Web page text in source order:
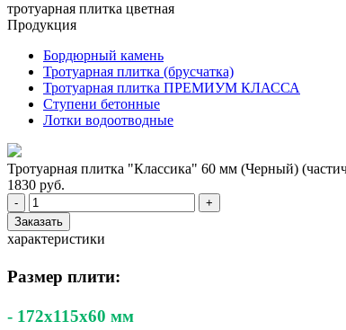
тротуарная плитка цветная
Продукция
Бордюрный камень
Тротуарная плитка (брусчатка)
Тротуарная плитка ПРЕМИУМ КЛАССА
Ступени бетонные
Лотки водоотводные
Тротуарная плитка "Классика" 60 мм (Черный)
1830 руб.
-
+
Заказать
характеристики
Размер плити:
- 172x115x60 мм